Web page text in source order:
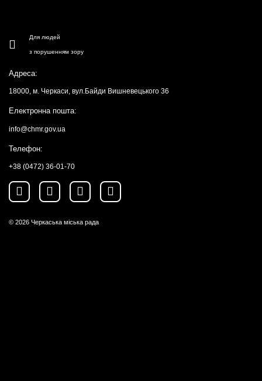
Для людей
з порушенням зору
Адреса:
18000, м. Черкаси, вул.Байди Вишневецького 36
Електронна пошта:
info@chmr.gov.ua
Телефон:
+38 (0472) 36-01-70
© 2026 Черкаська міська рада